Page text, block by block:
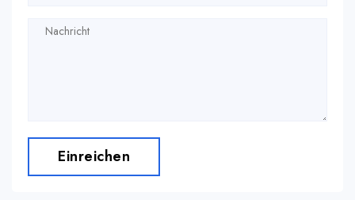
Einreichen